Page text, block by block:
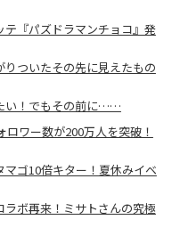
『パズドラマンチョコ』発
ついたその先に見えたもの
い！でもその前に……
ワー数が200万人を突破！
ゴ10倍キター！夏休みイベ
ボ再来！ミサトさんの究極